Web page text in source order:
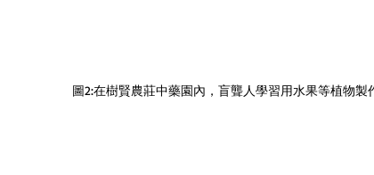
圖2:在樹賢農莊中藥園內，盲聾人學習用水果等植物製